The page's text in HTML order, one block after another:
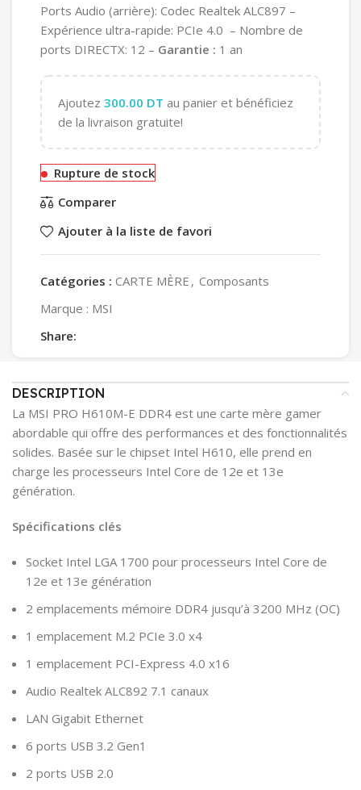
Ports Audio (arrière): Codec Realtek ALC897 –
Expérience ultra-rapide: PCIe 4.0 – Nombre de
ports DIRECTX: 12 – Garantie : 1 an
Ajoutez 300.00 DT au panier et bénéficiez
de la livraison gratuite!
Rupture de stock
Comparer
Ajouter à la liste de favori
Catégories : CARTE MÈRE , Composants
Marque : MSI
Share:
DESCRIPTION
La MSI PRO H610M-E DDR4 est une carte mère gamer
abordable qui offre des performances et des fonctionnalités
solides. Basée sur le chipset Intel H610, elle prend en
charge les processeurs Intel Core de 12e et 13e
génération.
Spécifications clés
Socket Intel LGA 1700 pour processeurs Intel Core de
12e et 13e génération
2 emplacements mémoire DDR4 jusqu’à 3200 MHz (OC)
1 emplacement M.2 PCIe 3.0 x4
1 emplacement PCI-Express 4.0 x16
Audio Realtek ALC892 7.1 canaux
LAN Gigabit Ethernet
6 ports USB 3.2 Gen1
2 ports USB 2.0